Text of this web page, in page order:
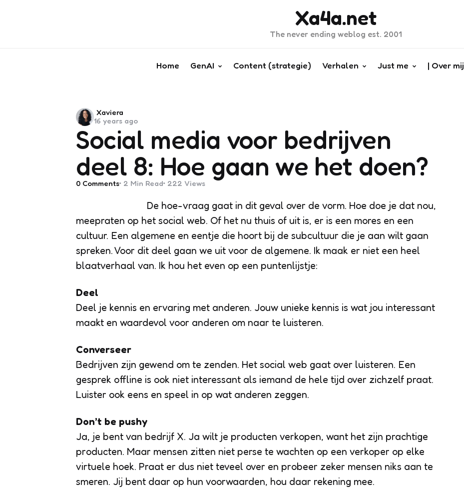
Xa4a.net
The never ending weblog est. 2001
Home GenAI Content (strategie) Verhalen Just me | Over mij
Social media voor bedrijven
deel 8: Hoe gaan we het doen?
Posted
by
Xaviera
16 years ago
0 Comments 2 Min Read 222 Views
De hoe-vraag gaat in dit geval over de vorm. Hoe doe je dat nou,
meepraten op het social web. Of het nu thuis of uit is, er is een mores en een
cultuur. Een algemene en eentje die hoort bij de subcultuur die je aan wilt gaan
spreken. Voor dit deel gaan we uit voor de algemene. Ik maak er niet een heel
blaatverhaal van. Ik hou het even op een puntenlijstje:
Deel
Deel je kennis en ervaring met anderen. Jouw unieke kennis is wat jou interessant
maakt en waardevol voor anderen om naar te luisteren.
Converseer
Bedrijven zijn gewend om te zenden. Het social web gaat over luisteren. Een
gesprek offline is ook niet interessant als iemand de hele tijd over zichzelf praat.
Luister ook eens en speel in op wat anderen zeggen.
Don’t be pushy
Ja, je bent van bedrijf X. Ja wilt je producten verkopen, want het zijn prachtige
producten. Maar mensen zitten niet perse te wachten op een verkoper op elke
virtuele hoek. Praat er dus niet teveel over en probeer zeker mensen niks aan te
smeren. Jij bent daar op hun voorwaarden, hou daar rekening mee.